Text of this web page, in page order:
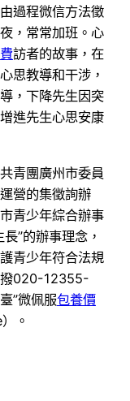
過程微信方法徵
，常常加班。心
訪者的故事，在
思教導和干涉，
，下降先生因突
進先生心思安康
青團廣州市委員
營的集徵詢辦
青少年綜合辦事
”的辦事理念，
青少年符合法規
撥020-12355-
”微佩服包養價
。